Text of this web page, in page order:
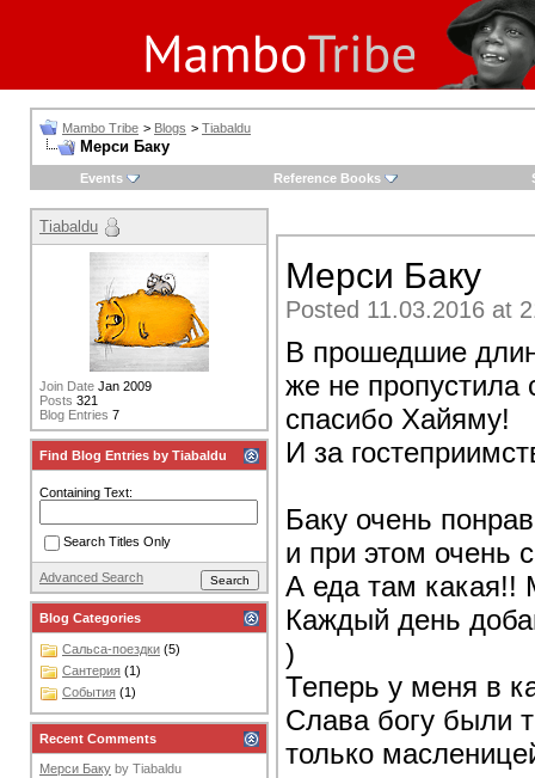
Mambo Tribe > Blogs > Tiabaldu
Мерси Баку
Events Reference Books
Мерси Баку
Posted 11.03.2016 at
В прошедшие
же не пропустила
спасибо Хайяму!
И за
Баку очень
и при этом очень
А еда там какая!!
Каждый день
)
Теперь у меня в
Слава богу были
только
Tiabaldu
Join Date Jan 2009
Posts 321
Blog Entries 7
Find Blog Entries by Tiabaldu
Containing Text:
Search Titles Only
Advanced Search
Blog Categories
Сальса-поездки (5)
Сантерия (1)
События (1)
Recent Comments
Мерси Баку by Tiabaldu